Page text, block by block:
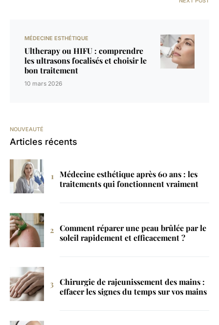
MÉDECINE ESTHÉTIQUE
Ultherapy ou HIFU : comprendre
les ultrasons focalisés et choisir le
bon traitement
10 mars 2026
NOUVEAUTÉ
Articles récents
Médecine esthétique après 60 ans : les
traitements qui fonctionnent vraiment
Comment réparer une peau brûlée par le
soleil rapidement et efficacement ?
Chirurgie de rajeunissement des mains :
effacer les signes du temps sur vos mains